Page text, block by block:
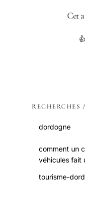
Cet
RECHERCHES
dordogne
comment un
véhicules fait
tourisme-